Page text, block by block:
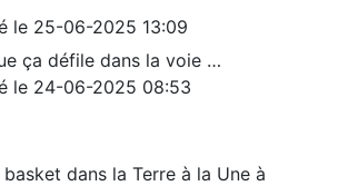
le 25-06-2025 13:09
ça défile dans la voie …
le 24-06-2025 08:53
dans la Terre à la Une à